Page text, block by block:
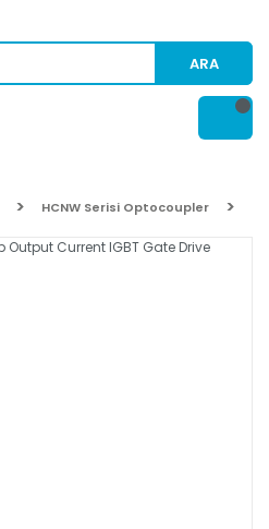
ARA
HCNW Serisi Optocoupler